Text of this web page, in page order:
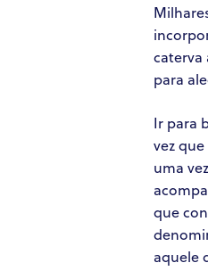
caterva
para
Ir para
vez
uma
que
aquele